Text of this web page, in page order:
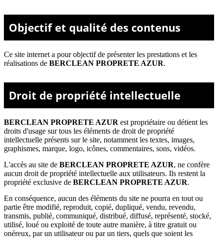
Objectif et qualité des contenus
Ce site internet a pour objectif de présenter les prestations et les
réalisations de BERCLEAN PROPRETE AZUR.
Droit de propriété intellectuelle
BERCLEAN PROPRETE AZUR est propriétaire ou détient les
droits d'usage sur tous les éléments de droit de propriété
intellectuelle présents sur le site, notamment les textes, images,
graphismes, marque, logo, icônes, commentaires, sons, vidéos.
L'accès au site de BERCLEAN PROPRETE AZUR, ne confère
aucun droit de propriété intellectuelle aux utilisateurs. Ils restent la
propriété exclusive de BERCLEAN PROPRETE AZUR.
En conséquence, aucun des éléments du site ne pourra en tout ou
partie être modifié, reproduit, copié, dupliqué, vendu, revendu,
transmis, publié, communiqué, distribué, diffusé, représenté, stocké,
utilisé, loué ou exploité de toute autre manière, à titre gratuit ou
onéreux, par un utilisateur ou par un tiers, quels que soient les